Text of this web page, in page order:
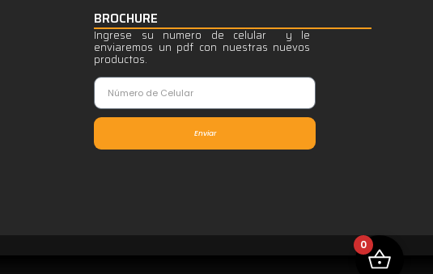
BROCHURE
Ingrese su numero de celular y le
enviaremos un pdf con nuestras nuevos
productos.
Enviar
0